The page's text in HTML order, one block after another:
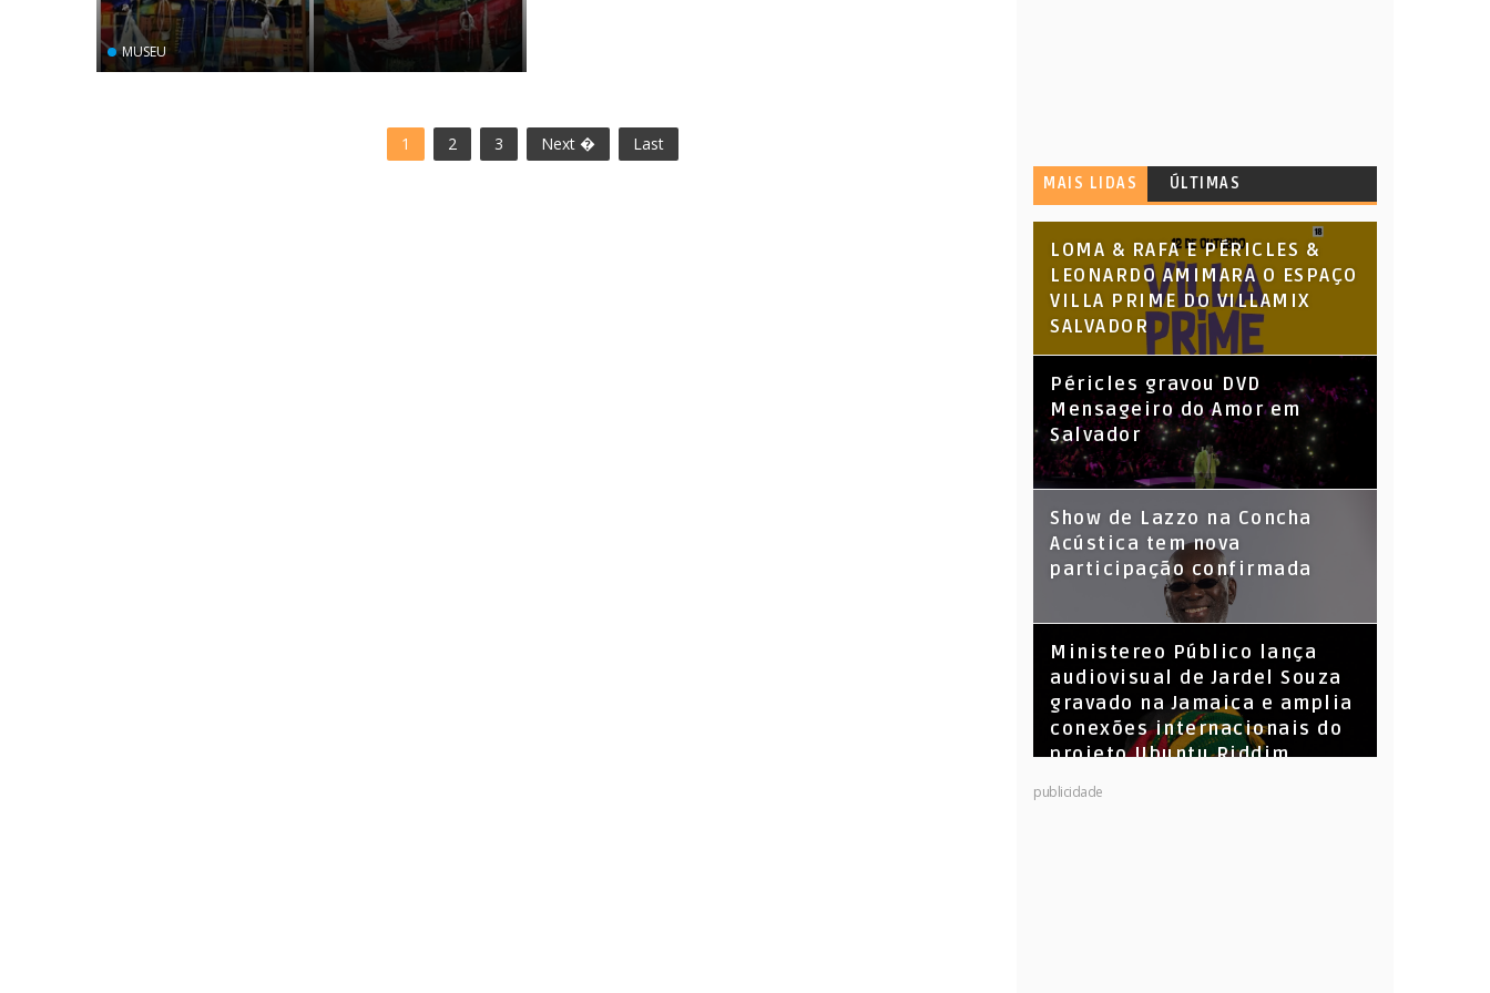
MUSEU
1 2 3 Next � Last
MAIS LIDAS ÚLTIMAS
LOMA & RAFA E PÉRICLES &
LEONARDO AMIMARA O ESPAÇO
VILLA PRIME DO VILLAMIX
SALVADOR
Péricles gravou DVD
Mensageiro do Amor em
Salvador
Show de Lazzo na Concha
Acústica tem nova
participação confirmada
​Ministereo Público lança
audiovisual de Jardel Souza
gravado na Jamaica e amplia
conexões internacionais do
projeto Ubuntu Riddim
KL Jay (Racionais MC’s), DJ
publicidade